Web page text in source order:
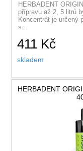
HERBADENT
přípravu až 2, 5 litrů
Koncentrát je určený
s...
411 Kč
skladem
HERBADENT